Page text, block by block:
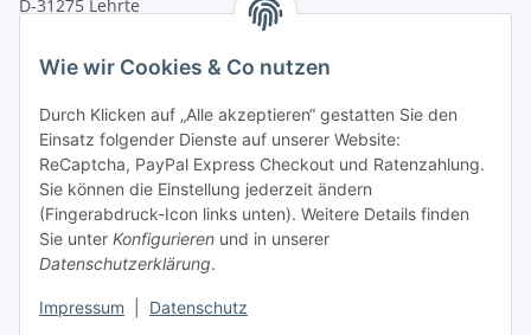
D-31275 Lehrte
von 09:00 - 13:00 Uhr
Tel: +49 (0) 5132 8230689
Fax: +49 (0) 5132 8230693
E-Mail:mail@texcorner.de
Wie wir Cookies & Co nutzen
Durch Klicken auf „Alle akzeptieren“ gestatten Sie den
Einsatz folgender Dienste auf unserer Website:
ReCaptcha, PayPal Express Checkout und Ratenzahlung.
Sie können die Einstellung jederzeit ändern
(Fingerabdruck-Icon links unten). Weitere Details finden
Sie unter Konfigurieren und in unserer
Datenschutzerklärung.
Impressum Datenschutz